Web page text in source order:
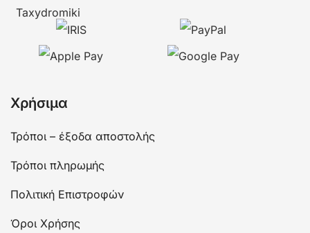
Χρήσιμα
Τρόποι – έξοδα αποστολής
Τρόποι πληρωμής
Πολιτική Επιστροφών
Όροι Χρήσης